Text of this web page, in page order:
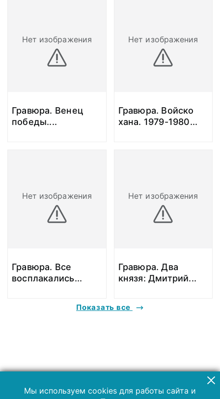
Нет изображения
Гравюра. Венец
победы....
Нет изображения
Гравюра. Войско
хана. 1979-1980...
Нет изображения
Гравюра. Все
восплакались...
Нет изображения
Гравюра. Два
князя: Дмитрий...
Показать все
Мы используем cookies для работы сайта и